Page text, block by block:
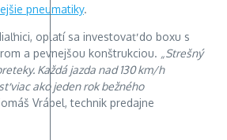
pneumatiky.
oplatí sa investovať do boxu s
a pevnejšou konštrukciou. „Strešný
Každá jazda nad 130 km/h
viac ako jeden rok bežného
Vrábel, technik predajne